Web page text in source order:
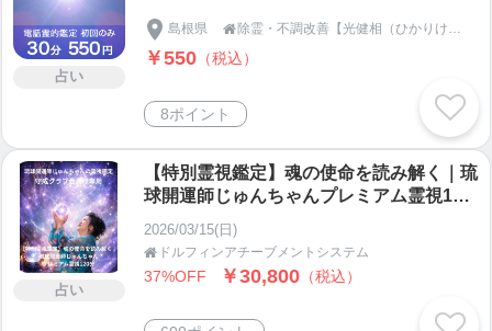
占い
島根県  除霊・不調改善【光健相（ひかりけんそう）】光田浩己 島根県松江市
￥550 （税込）
8ポイント
占い
【特別霊視鑑定】魂の使命を読み解く｜琉
球開運師じゅんちゃんプレミアム霊視120
2026/03/15(日)
 ドルフィンアチーブメントシステム
37%OFF ￥30,800 （税込）